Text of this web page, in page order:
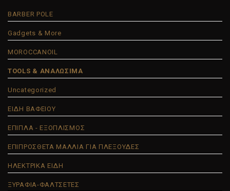
BARBER POLE
Gadgets & More
MOROCCANOIL
TOOLS & ΑΝΑΛΩΣΙΜΑ
Uncategorized
ΕΙΔΗ ΒΑΦΕΙΟΥ
ΕΠΙΠΛΑ - ΕΞΟΠΛΙΣΜΟΣ
ΕΠΙΠΡΟΣΘΕΤΑ ΜΑΛΛΙΑ ΓΙΑ ΠΛΕΞΟΥΔΕΣ
ΗΛΕΚΤΡΙΚΑ ΕΙΔΗ
ΞΥΡΑΦΙΑ-ΦΑΛΤΣΕΤΕΣ